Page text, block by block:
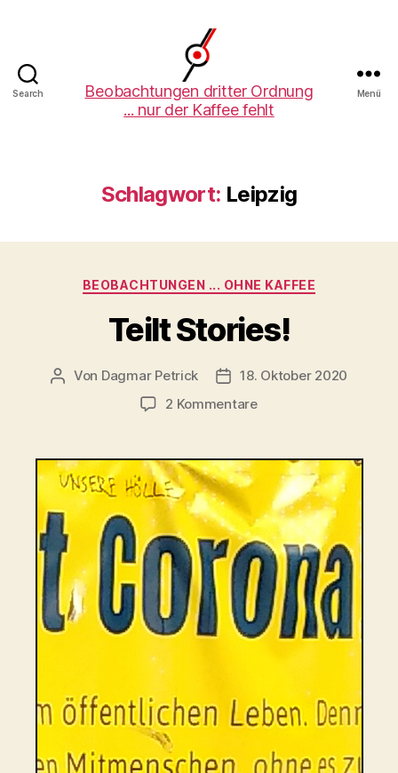
Search
Beobachtungen
dritter
Beobachtungen dritter Ordnung
... nur der Kaffee fehlt
Menü
Schlagwort: Leipzig
Kategorien
BEOBACHTUNGEN ... OHNE KAFFEE
Teilt Stories!
Beitragsautor
Von Dagmar Petrick Beitragsdatum
18. Oktober 2020
2 Kommentarezu